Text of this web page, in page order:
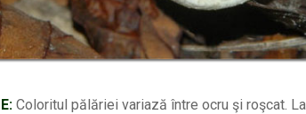
Coloritul pălăriei variază între ocru şi roşcat.